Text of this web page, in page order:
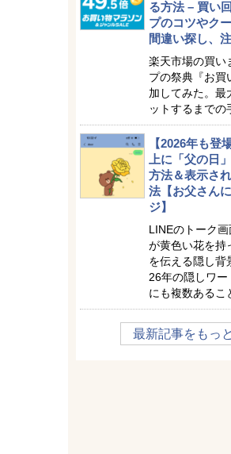
る方法 – 買い
プのコツやク
間違い探し、
楽天市場の買い
プの祭典『お買
加してみた。最
ットするまでの
【2026年も登
上に「父の日
方法＆表示さ
法【お父さん
ジ】
LINEのトーク
が黄色い花を持
を伝える隠し背
26年の隠しワ
にも複数あるこ
最新記事をもっ